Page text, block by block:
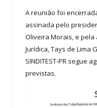
A reunião foi
assinada pelo
Oliveira Morais, e
Jurídica, Tays de Lima
SINDITEST-PR segue
previstas.